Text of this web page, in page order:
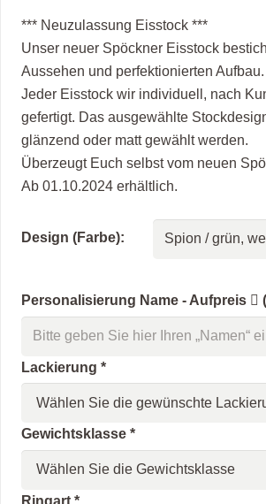
*** Neuzulassung Eisstock ***
Unser neuer Spöckner Eisstock
Aussehen und perfektionierten Aufbau.
Jeder Eisstock wir individuell, nach
gefertigt. Das ausgewählte
glänzend oder matt gewählt werden.
Überzeugt Euch selbst vom neuen
Ab 01.10.2024 erhältlich.
Design (Farbe):
Personalisierung Name - Aufpreis
Lackierung *
Gewichtsklasse *
Ringart *